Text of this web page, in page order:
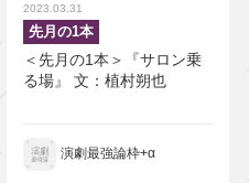
2023.03.31
先月の1本
＜先月の1本＞『サロン乗
る場』 文：植村朔也
演劇最強論枠+α